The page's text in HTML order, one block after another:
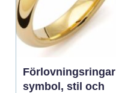
Förlovningsringar
symbol, stil och